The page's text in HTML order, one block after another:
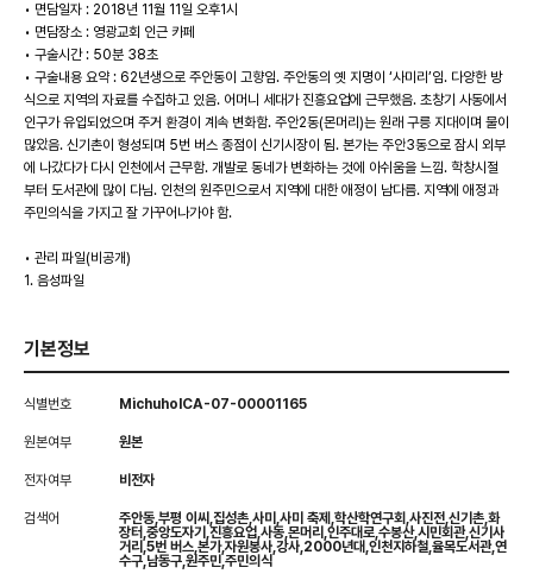
• 면담일자 : 2018년 11월 11일 오후1시
• 면담장소 : 영광교회 인근 카페
• 구술시간 : 50분 38초
• 구술내용 요약 : 62년생으로 주안동이 고향임. 주안동의 옛 지명이 ‘사미리’임. 다양한 방
식으로 지역의 자료를 수집하고 있음. 어머니 세대가 진흥요업에 근무했음. 초창기 사동에서
인구가 유입되었으며 주거 환경이 계속 변화함. 주안2동(몬머리)는 원래 구릉 지대이며 물이
많았음. 신기촌이 형성되며 5번 버스 종점이 신기시장이 됨. 본가는 주안3동으로 잠시 외부
에 나갔다가 다시 인천에서 근무함. 개발로 동네가 변화하는 것에 아쉬움을 느낌. 학창시절
부터 도서관에 많이 다님. 인천의 원주민으로서 지역에 대한 애정이 남다름. 지역에 애정과
주민의식을 가지고 잘 가꾸어나가야 함.
• 관리 파일(비공개)
1. 음성파일
기본정보
식별번호 MichuholCA-07-00001165
원본여부 원본
전자여부 비전자
검색어
주안동,부평 이씨,집성촌,사미,사미 축제,학산학연구회,사진전,신기촌,화
장터,중앙도자기,진흥요업,사동,몬머리,인주대로,수봉산,시민회관,신기사
거리,5번 버스,본가,자원봉사,강사,2000년대,인천지하철,율목도서관,연
수구,남동구,원주민,주민의식